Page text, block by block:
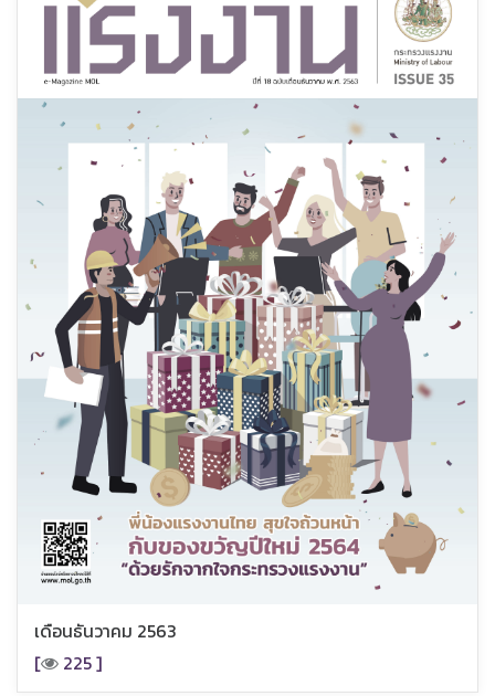
เดือนธันวาคม 2563
[
225 ]